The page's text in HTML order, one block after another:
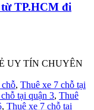
TP.HCM đi
UY TÍN CHUYÊN
, Thuê xe 7 chỗ tại
tại quận 3, Thuê
, Thuê xe 7 chỗ tại